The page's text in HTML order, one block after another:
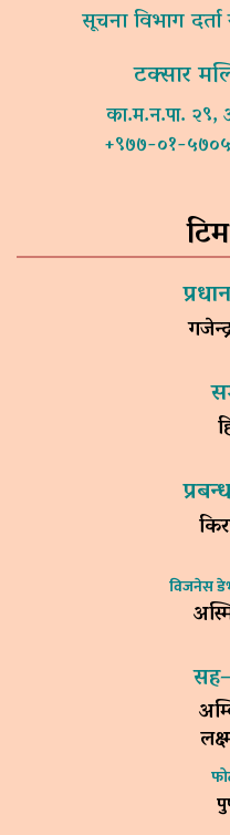
सूचना विभाग
टक्सार
का.म.न.पा. २९,
+९७७-०१-
विजनेस